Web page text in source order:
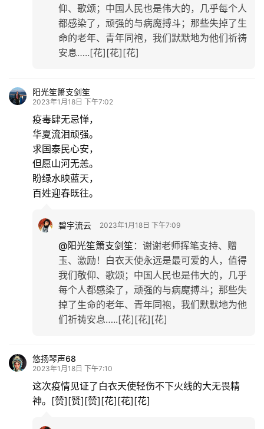
仰、歌颂；中国人民也是伟大的，几乎每个人
都感染了，顽强的与病魔搏斗；那些失掉了生
命的老年、青年同袍，我们默默地为他们祈祷
安息…..[花][花][花]
阳光笙箫支剑笙
2023年1月18日 下午7:02
疫毒肆无忌惮，
华夏流泪顽强。
求国泰民心安，
但愿山河无恙。
盼绿水映蓝天，
百姓迎春既往。
碧宇流云 2023年1月18日 下午7:09
@阳光笙箫支剑笙 ： 谢谢老师挥笔支持、赠
玉、激励！白衣天使永远是最可爱的人，值得
我们敬仰、歌颂；中国人民也是伟大的，几乎
每个人都感染了，顽强的与病魔搏斗；那些失
掉了生命的老年、青年同袍，我们默默地为他
们祈祷安息…..[花][花][花]
悠扬琴声68
2023年1月18日 下午7:10
这次疫情见证了白衣天使轻伤不下火线的大无畏精
神。[赞][赞][赞][花][花][花]